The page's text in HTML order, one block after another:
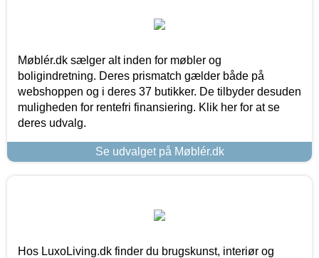
Møblér.dk sælger alt inden for møbler og
boligindretning. Deres prismatch gælder både på
webshoppen og i deres 37 butikker. De tilbyder desuden
muligheden for rentefri finansiering. Klik her for at se
deres udvalg.
Se udvalget på Møblér.dk
Hos LuxoLiving.dk finder du brugskunst, interiør og